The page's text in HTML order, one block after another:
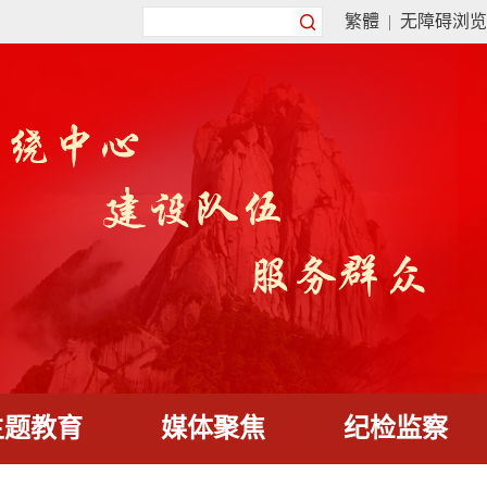
繁體 | 无障碍浏览
教育 媒体聚焦 纪检监察